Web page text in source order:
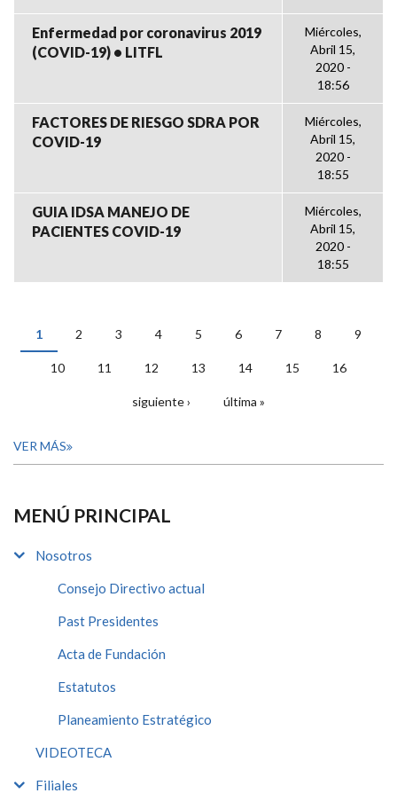
Enfermedad por coronavirus 2019
(COVID-19) • LITFL
Miércoles,
Abril 15,
2020 -
18:56
FACTORES DE RIESGO SDRA POR
COVID-19
Miércoles,
Abril 15,
2020 -
18:55
GUIA IDSA MANEJO DE
PACIENTES COVID-19
Miércoles,
Abril 15,
2020 -
18:55
PÁGINAS
1 2 3 4 5 6 7 8 9
10 11 12 13 14 15 16
siguiente › última »
VER MÁS
MENÚ PRINCIPAL
Nosotros
Consejo Directivo actual
Past Presidentes
Acta de Fundación
Estatutos
Planeamiento Estratégico
VIDEOTECA
Filiales